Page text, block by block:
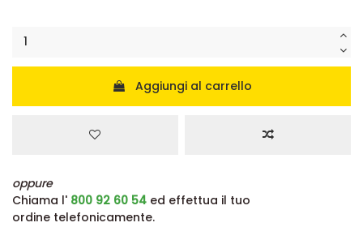
Aggiungi al carrello
oppure
Chiama l' 800 92 60 54 ed effettua il tuo
ordine telefonicamente.